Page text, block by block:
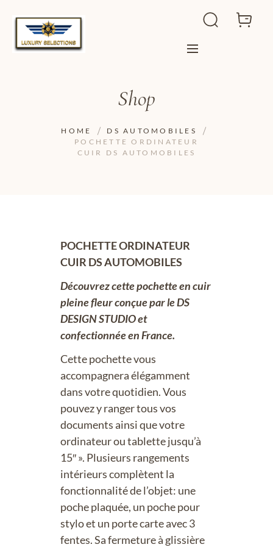
Shop
HOME
DS AUTOMOBILES
POCHETTE ORDINATEUR
CUIR DS AUTOMOBILES
POCHETTE ORDINATEUR
CUIR DS AUTOMOBILES
Découvrez cette pochette en cuir
pleine fleur conçue par le DS
DESIGN STUDIO et
confectionnée en France.
Cette pochette vous
accompagnera élégamment
dans votre quotidien. Vous
pouvez y ranger tous vos
documents ainsi que votre
ordinateur ou tablette jusqu’à
15″ ». Plusieurs rangements
intérieurs complètent la
fonctionnalité de l’objet: une
poche plaquée, un poche pour
stylo et un porte carte avec 3
fentes. Sa fermeture à glissière